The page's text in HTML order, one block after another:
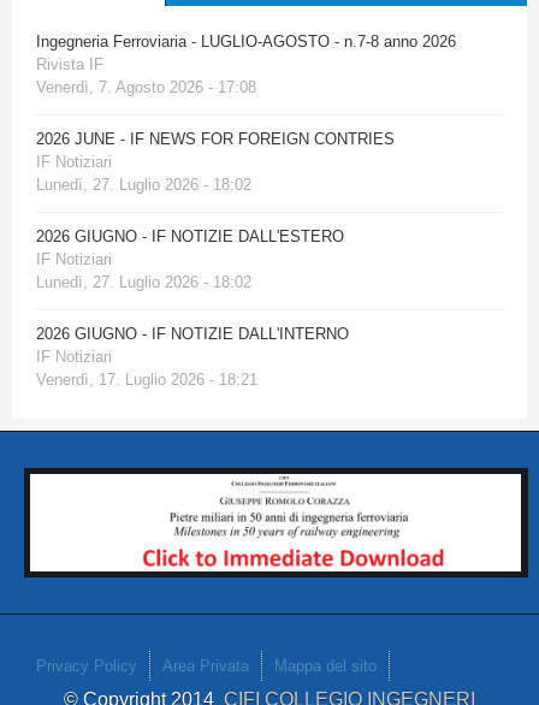
Ingegneria Ferroviaria - LUGLIO-AGOSTO - n.7-8 anno 2026
Rivista IF
Venerdì, 7. Agosto 2026 - 17:08
2026 JUNE - IF NEWS FOR FOREIGN CONTRIES
IF Notiziari
Lunedì, 27. Luglio 2026 - 18:02
2026 GIUGNO - IF NOTIZIE DALL'ESTERO
IF Notiziari
Lunedì, 27. Luglio 2026 - 18:02
2026 GIUGNO - IF NOTIZIE DALL'INTERNO
IF Notiziari
Venerdì, 17. Luglio 2026 - 18:21
Privacy Policy Area Privata Mappa del sito
© Copyright 2014 CIFI COLLEGIO INGEGNERI